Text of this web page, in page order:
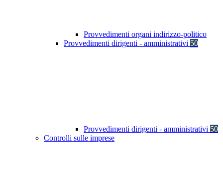
Provvedimenti organi indirizzo-politico
Provvedimenti dirigenti - amministrativi 50
Provvedimenti dirigenti - amministrativi 50
Controlli sulle imprese